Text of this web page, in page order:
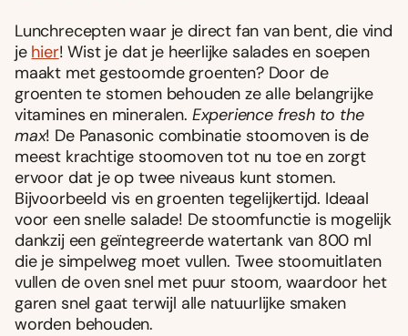
Lunchrecepten waar je direct fan van bent, die vind
je hier! Wist je dat je heerlijke salades en soepen
maakt met gestoomde groenten? Door de
groenten te stomen behouden ze alle belangrijke
vitamines en mineralen. Experience fresh to the
max! De Panasonic combinatie stoomoven is de
meest krachtige stoomoven tot nu toe en zorgt
ervoor dat je op twee niveaus kunt stomen.
Bijvoorbeeld vis en groenten tegelijkertijd. Ideaal
voor een snelle salade! De stoomfunctie is mogelijk
dankzij een geïntegreerde watertank van 800 ml
die je simpelweg moet vullen. Twee stoomuitlaten
vullen de oven snel met puur stoom, waardoor het
garen snel gaat terwijl alle natuurlijke smaken
worden behouden.